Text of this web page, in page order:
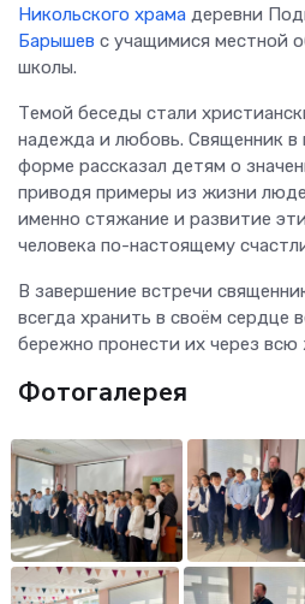
Никольского храма деревни
Барышев с учащимися местной
школы.
Темой беседы стали
надежда и любовь. Священник в
форме рассказал детям о
приводя примеры из жизни
именно стяжание и развитие
человека по-настоящему
В завершение встречи
всегда хранить в своём сердце
бережно пронести их через всю
Фотогалерея